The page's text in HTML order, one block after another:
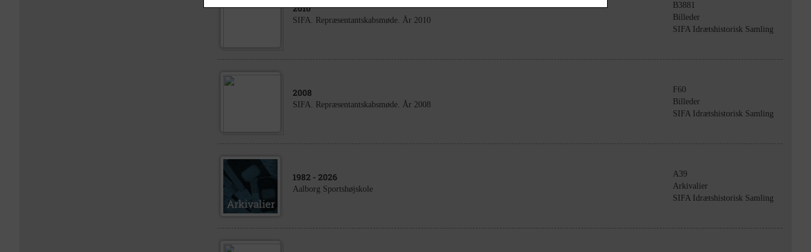
2010
SIFA. Repræsentantskabsmøde. År 2010
B3881
Billeder
SIFA Idrætshistorisk Samling
2008
SIFA. Repræsentantskabsmøde. År 2008
F60
Billeder
SIFA Idrætshistorisk Samling
1982 - 2026
Aalborg Sportshøjskole
A39
Arkivalier
SIFA Idrætshistorisk Samling